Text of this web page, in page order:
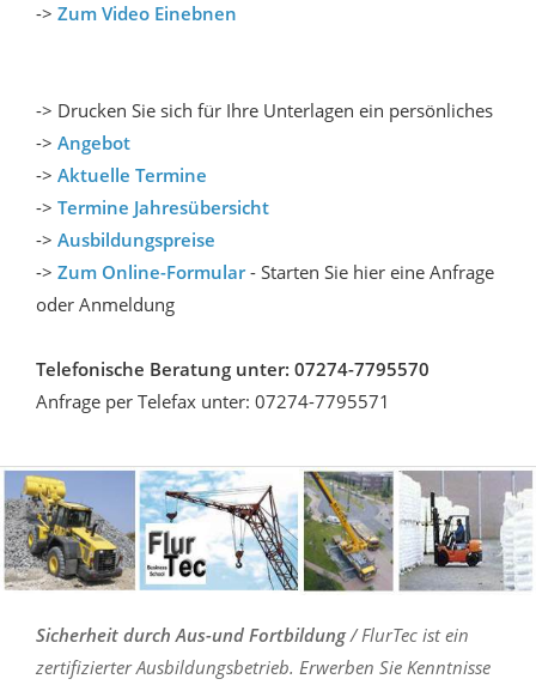
-> Zum Video Einebnen
-> Drucken Sie sich für Ihre Unterlagen ein persönliches
-> Angebot
-> Aktuelle Termine
-> Termine Jahresübersicht
-> Ausbildungspreise
-> Zum Online-Formular- Starten Sie hier eine Anfrage
oder Anmeldung
Telefonische Beratung unter: 07274-7795570
Anfrage per Telefax unter: 07274-7795571
Sicherheit durch Aus-und Fortbildung/ FlurTec ist ein
zertifizierter Ausbildungsbetrieb. Erwerben Sie Kenntnisse